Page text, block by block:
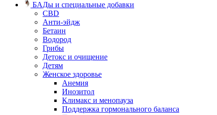
БАДы и специальные добавки
CBD
Анти-эйдж
Бетаин
Водород
Грибы
Детокс и очищение
Детям
Женское здоровье
Анемия
Инозитол
Климакс и менопауза
Поддержка гормонального баланса